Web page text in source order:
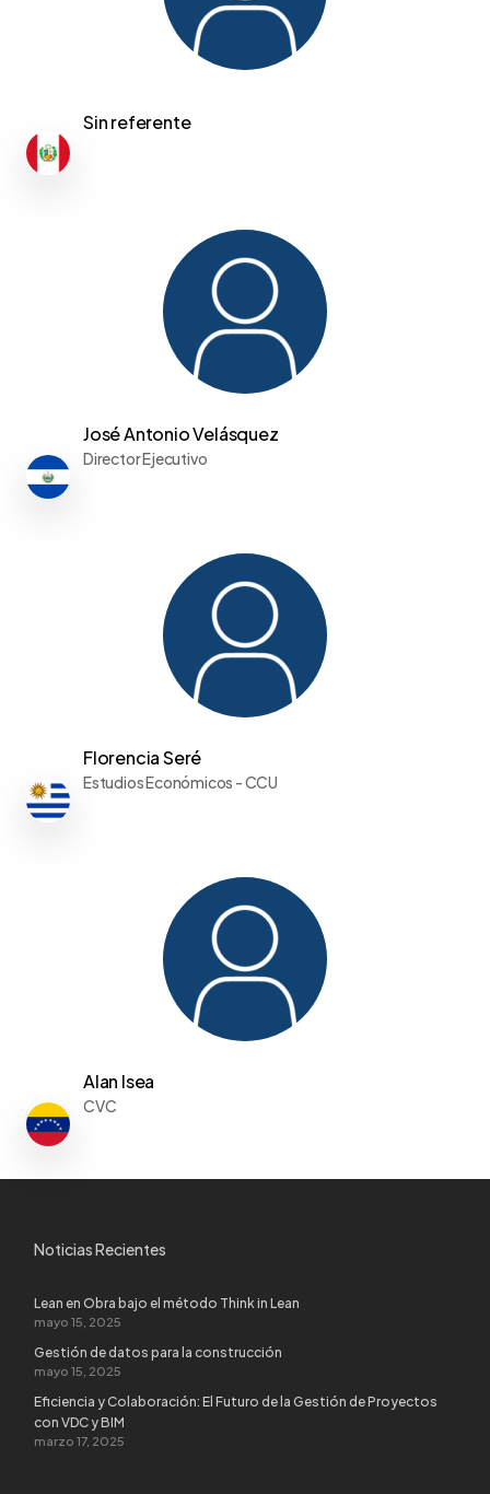
Sin referente
José Antonio Velásquez
Director Ejecutivo
Florencia Seré
Estudios Económicos - CCU
Alan Isea
CVC
Noticias Recientes
Lean en Obra bajo el método Think in Lean
mayo 15, 2025
Gestión de datos para la construcción
mayo 15, 2025
Eficiencia y Colaboración: El Futuro de la Gestión de Proyectos
con VDC y BIM
marzo 17, 2025